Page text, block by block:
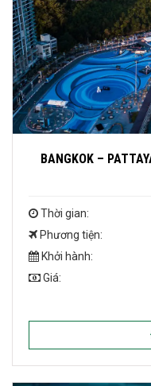
BANGKOK –
Thời gian:
Phương tiện:
Khởi hành:
Giá: